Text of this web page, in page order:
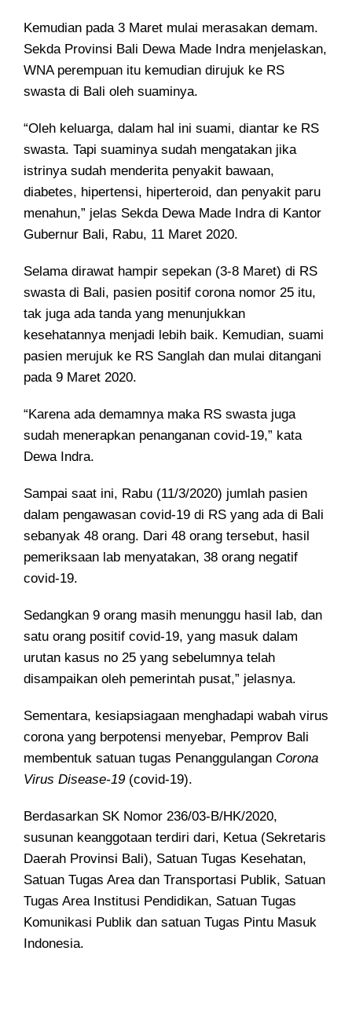
Kemudian pada 3 Maret mulai merasakan demam.
Sekda Provinsi Bali Dewa Made Indra menjelaskan,
WNA perempuan itu kemudian dirujuk ke RS
swasta di Bali oleh suaminya.
“Oleh keluarga, dalam hal ini suami, diantar ke RS
swasta. Tapi suaminya sudah mengatakan jika
istrinya sudah menderita penyakit bawaan,
diabetes, hipertensi, hiperteroid, dan penyakit paru
menahun,” jelas Sekda Dewa Made Indra di Kantor
Gubernur Bali, Rabu, 11 Maret 2020.
Selama dirawat hampir sepekan (3-8 Maret) di RS
swasta di Bali, pasien positif corona nomor 25 itu,
tak juga ada tanda yang menunjukkan
kesehatannya menjadi lebih baik. Kemudian, suami
pasien merujuk ke RS Sanglah dan mulai ditangani
pada 9 Maret 2020.
“Karena ada demamnya maka RS swasta juga
sudah menerapkan penanganan covid-19,” kata
Dewa Indra.
Sampai saat ini, Rabu (11/3/2020) jumlah pasien
dalam pengawasan covid-19 di RS yang ada di Bali
sebanyak 48 orang. Dari 48 orang tersebut, hasil
pemeriksaan lab menyatakan, 38 orang negatif
covid-19.
Sedangkan 9 orang masih menunggu hasil lab, dan
satu orang positif covid-19, yang masuk dalam
urutan kasus no 25 yang sebelumnya telah
disampaikan oleh pemerintah pusat,” jelasnya.
Sementara, kesiapsiagaan menghadapi wabah virus
corona yang berpotensi menyebar, Pemprov Bali
membentuk satuan tugas Penanggulangan Corona
Virus Disease-19 (covid-19).
Berdasarkan SK Nomor 236/03-B/HK/2020,
susunan keanggotaan terdiri dari, Ketua (Sekretaris
Daerah Provinsi Bali), Satuan Tugas Kesehatan,
Satuan Tugas Area dan Transportasi Publik, Satuan
Tugas Area Institusi Pendidikan, Satuan Tugas
Komunikasi Publik dan satuan Tugas Pintu Masuk
Indonesia.